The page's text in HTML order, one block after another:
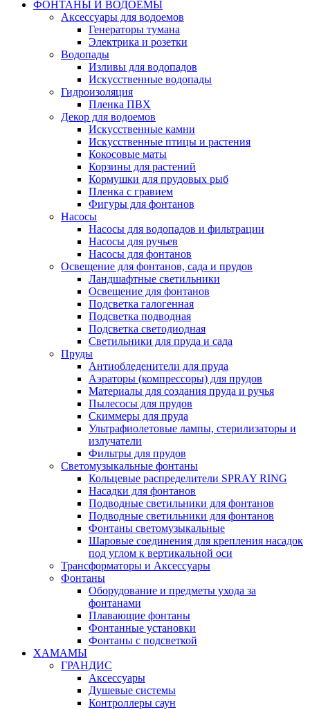
ФОНТАНЫ И ВОДОЕМЫ
Аксессуары для водоемов
Генераторы тумана
Электрика и розетки
Водопады
Изливы для водопадов
Искусственные водопады
Гидроизоляция
Пленка ПВХ
Декор для водоемов
Искусственные камни
Искусственные птицы и растения
Кокосовые маты
Корзины для растений
Кормушки для прудовых рыб
Пленка с гравием
Фигуры для фонтанов
Насосы
Насосы для водопадов и фильтрации
Насосы для ручьев
Насосы для фонтанов
Освещение для фонтанов, сада и прудов
Ландшафтные светильники
Освещение для фонтанов
Подсветка галогенная
Подсветка подводная
Подсветка светодиодная
Светильники для пруда и сада
Пруды
Антиобледенители для пруда
Аэраторы (компрессоры) для прудов
Материалы для создания пруда и ручья
Пылесосы для прудов
Скиммеры для пруда
Ультрафиолетовые лампы, стерилизаторы и
излучатели
Фильтры для прудов
Светомузыкальные фонтаны
Кольцевые распределители SPRAY RING
Насадки для фонтанов
Подводные светильники для фонтанов
Подводные светильники для фонтанов
Фонтаны светомузыкальные
Шаровые соединения для крепления насадок
под углом к вертикальной оси
Трансформаторы и Аксессуары
Фонтаны
Оборудование и предметы ухода за
фонтанами
Плавающие фонтаны
Фонтанные установки
Фонтаны с подсветкой
ХАМАМЫ
ГРАНДИС
Аксессуары
Душевые системы
Контроллеры саун